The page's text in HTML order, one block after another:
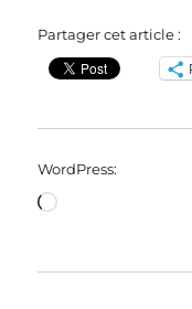
Partager cet article :
WordPress:
Loading…